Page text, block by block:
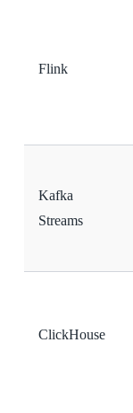
Flink
Kafka
Streams
ClickHouse